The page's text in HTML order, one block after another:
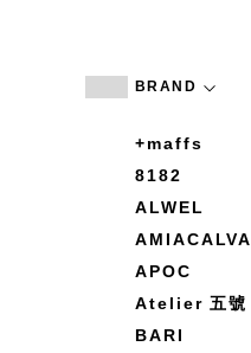
BRAND
+maffs
8182
ALWEL
AMIACALVA
APOC
Atelier 五號
BARI